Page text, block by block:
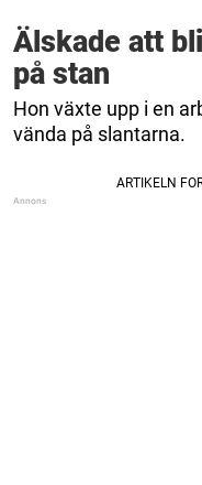
Älskade att
på stan
Hon växte upp i en
vända på slantarna.